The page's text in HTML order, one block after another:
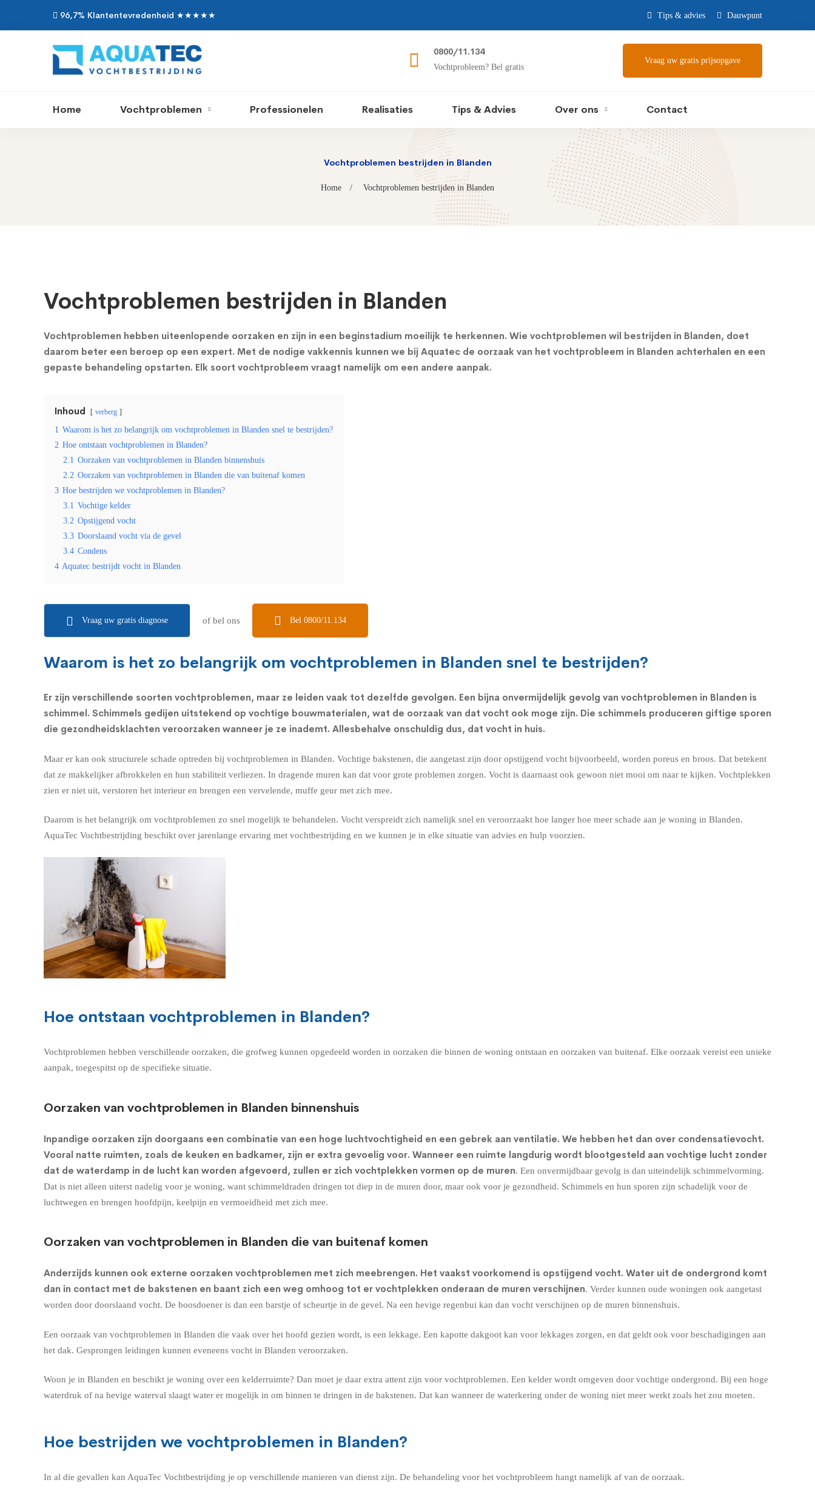
96,7% Klantentevredenheid ★★★★★ Tips & advies Dauwpunt
0800/11.134
Vochtprobleem? Bel gratis
Vraag uw gratis prijsopgave
Home Vochtproblemen Professionelen Realisaties Tips & Advies Over ons Contact
Vochtproblemen bestrijden in Blanden
Home Vochtproblemen bestrijden in Blanden
Vochtproblemen bestrijden in Blanden
Vochtproblemen hebben uiteenlopende oorzaken en zijn in een beginstadium moeilijk te herkennen. Wie vochtproblemen wil bestrijden in Blanden, doet
daarom beter een beroep op een expert. Met de nodige vakkennis kunnen we bij Aquatec de oorzaak van het vochtprobleem in Blanden achterhalen en een
gepaste behandeling opstarten. Elk soort vochtprobleem vraagt namelijk om een andere aanpak.
Inhoud verberg
1 Waarom is het zo belangrijk om vochtproblemen in Blanden snel te bestrijden?
2 Hoe ontstaan vochtproblemen in Blanden?
2.1 Oorzaken van vochtproblemen in Blanden binnenshuis
2.2 Oorzaken van vochtproblemen in Blanden die van buitenaf komen
3 Hoe bestrijden we vochtproblemen in Blanden?
3.1 Vochtige kelder
3.2 Opstijgend vocht
3.3 Doorslaand vocht via de gevel
3.4 Condens
4 Aquatec bestrijdt vocht in Blanden
Vraag uw gratis diagnose of bel ons Bel 0800/11.134
Waarom is het zo belangrijk om vochtproblemen in Blanden snel te bestrijden?
Er zijn verschillende soorten vochtproblemen, maar ze leiden vaak tot dezelfde gevolgen. Een bijna onvermijdelijk gevolg van vochtproblemen in Blanden is
schimmel. Schimmels gedijen uitstekend op vochtige bouwmaterialen, wat de oorzaak van dat vocht ook moge zijn. Die schimmels produceren giftige sporen
die gezondheidsklachten veroorzaken wanneer je ze inademt. Allesbehalve onschuldig dus, dat vocht in huis.
Maar er kan ook structurele schade optreden bij vochtproblemen in Blanden. Vochtige bakstenen, die aangetast zijn door opstijgend vocht bijvoorbeeld, worden poreus en broos. Dat betekent
dat ze makkelijker afbrokkelen en hun stabiliteit verliezen. In dragende muren kan dat voor grote problemen zorgen. Vocht is daarnaast ook gewoon niet mooi om naar te kijken. Vochtplekken
zien er niet uit, verstoren het interieur en brengen een vervelende, muffe geur met zich mee.
Daarom is het belangrijk om vochtproblemen zo snel mogelijk te behandelen. Vocht verspreidt zich namelijk snel en veroorzaakt hoe langer hoe meer schade aan je woning in Blanden.
AquaTec Vochtbestrijding beschikt over jarenlange ervaring met vochtbestrijding en we kunnen je in elke situatie van advies en hulp voorzien.
Hoe ontstaan vochtproblemen in Blanden?
Vochtproblemen hebben verschillende oorzaken, die grofweg kunnen opgedeeld worden in oorzaken die binnen de woning ontstaan en oorzaken van buitenaf. Elke oorzaak vereist een unieke
aanpak, toegespitst op de specifieke situatie.
Oorzaken van vochtproblemen in Blanden binnenshuis
Inpandige oorzaken zijn doorgaans een combinatie van een hoge luchtvochtigheid en een gebrek aan ventilatie. We hebben het dan over condensatievocht.
Vooral natte ruimten, zoals de keuken en badkamer, zijn er extra gevoelig voor. Wanneer een ruimte langdurig wordt blootgesteld aan vochtige lucht zonder
dat de waterdamp in de lucht kan worden afgevoerd, zullen er zich vochtplekken vormen op de muren. Een onvermijdbaar gevolg is dan uiteindelijk schimmelvorming.
Dat is niet alleen uiterst nadelig voor je woning, want schimmeldraden dringen tot diep in de muren door, maar ook voor je gezondheid. Schimmels en hun sporen zijn schadelijk voor de
luchtwegen en brengen hoofdpijn, keelpijn en vermoeidheid met zich mee.
Oorzaken van vochtproblemen in Blanden die van buitenaf komen
Anderzijds kunnen ook externe oorzaken vochtproblemen met zich meebrengen. Het vaakst voorkomend is opstijgend vocht. Water uit de ondergrond komt
dan in contact met de bakstenen en baant zich een weg omhoog tot er vochtplekken onderaan de muren verschijnen. Verder kunnen oude woningen ook aangetast
worden door doorslaand vocht. De boosdoener is dan een barstje of scheurtje in de gevel. Na een hevige regenbui kan dan vocht verschijnen op de muren binnenshuis.
Een oorzaak van vochtproblemen in Blanden die vaak over het hoofd gezien wordt, is een lekkage. Een kapotte dakgoot kan voor lekkages zorgen, en dat geldt ook voor beschadigingen aan
het dak. Gesprongen leidingen kunnen eveneens vocht in Blanden veroorzaken.
Woon je in Blanden en beschikt je woning over een kelderruimte? Dan moet je daar extra attent zijn voor vochtproblemen. Een kelder wordt omgeven door vochtige ondergrond. Bij een hoge
waterdruk of na hevige waterval slaagt water er mogelijk in om binnen te dringen in de bakstenen. Dat kan wanneer de waterkering onder de woning niet meer werkt zoals het zou moeten.
Hoe bestrijden we vochtproblemen in Blanden?
In al die gevallen kan AquaTec Vochtbestrijding je op verschillende manieren van dienst zijn. De behandeling voor het vochtprobleem hangt namelijk af van de oorzaak.